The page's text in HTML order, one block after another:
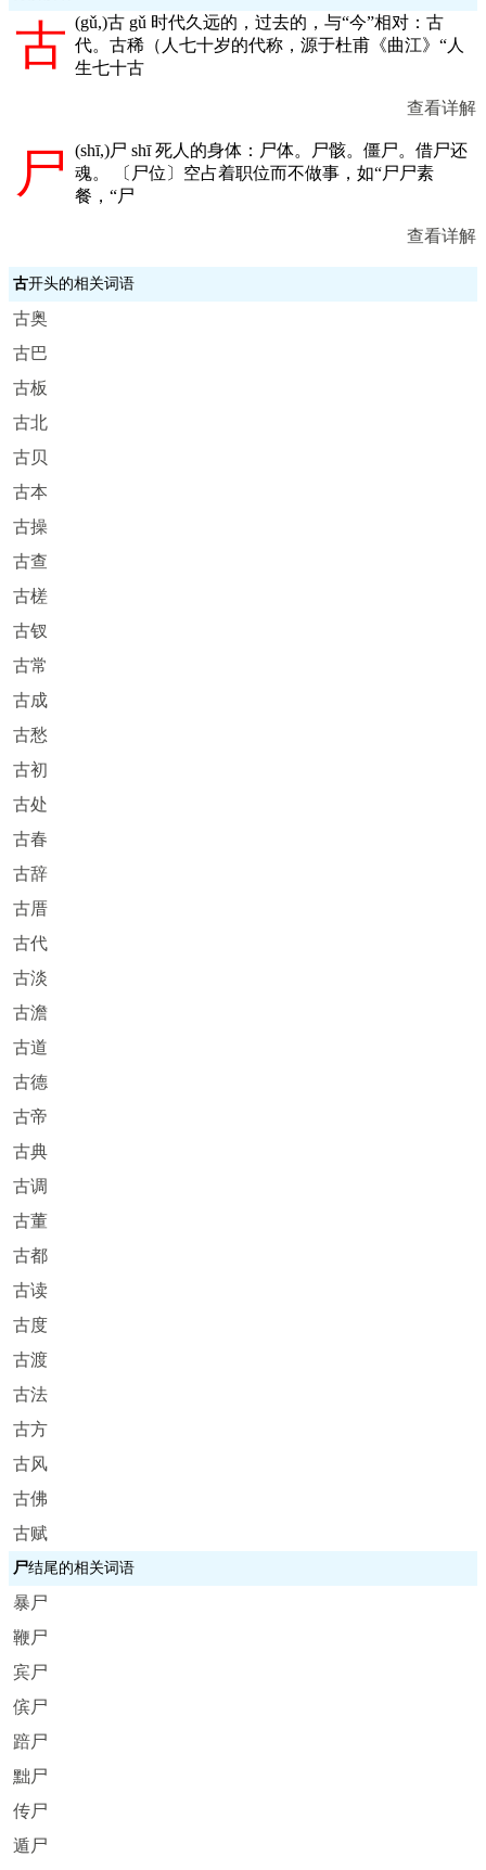
古 (gǔ,)古 gǔ 时代久远的，过去的，与“今”相对：古
代。古稀（人七十岁的代称，源于杜甫《曲江》“人
生七十古
查看详解
尸 (shī,)尸 shī 死人的身体：尸体。尸骸。僵尸。借尸还
魂。 〔尸位〕空占着职位而不做事，如“尸尸素
餐，“尸
查看详解
古开头的相关词语
古奥
古巴
古板
古北
古贝
古本
古操
古查
古槎
古钗
古常
古成
古愁
古初
古处
古春
古辞
古厝
古代
古淡
古澹
古道
古德
古帝
古典
古调
古董
古都
古读
古度
古渡
古法
古方
古风
古佛
古赋
尸结尾的相关词语
暴尸
鞭尸
宾尸
傧尸
踣尸
黜尸
传尸
遁尸